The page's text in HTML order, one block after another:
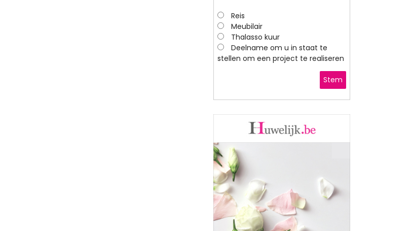
Reis
Meubilair
Thalasso kuur
Deelname om u in staat te
stellen om een project te realiseren
Stem